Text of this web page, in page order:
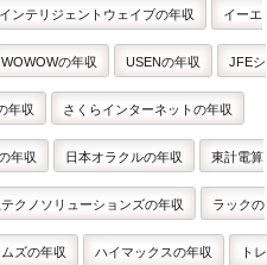
インテリジェントウェイブの年収 イーエ
WOWOWの年収 USENの年収 JFEシ
年収 さくらインターネットの年収
年収 日本オラクルの年収 東計電算
クノソリューションズの年収 ラックの
ズの年収 ハイマックスの年収 トレ